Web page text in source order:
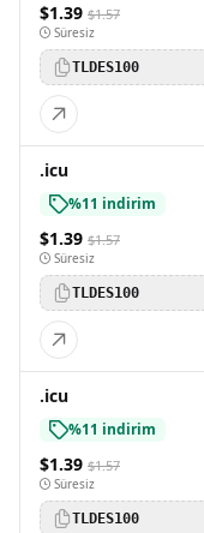
$1.39 $1.57
Süresiz
TLDES100
.icu
%11 indirim
$1.39 $1.57
Süresiz
TLDES100
.icu
%11 indirim
$1.39 $1.57
Süresiz
TLDES100